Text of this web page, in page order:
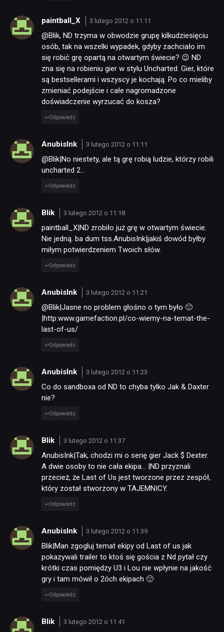
paintball_X 3 lutego 2012 o 11:11
@Blik, ND trzyma w obwodzie grupę kilkudziesięciu
osób, tak na wszelki wypadek, gdyby zachciało im
się robić grę opartą na otwartym świecie? 😉 ND
zna się na robieniu gier w stylu Uncharted. Gier, które
są bestsellerami i wszyscy je kochają. Po co mieliby
zmieniać podejście i całe nagromadzone
doświadczenie wyrzucać do kosza?
Odpowiedz
AnubisInk 3 lutego 2012 o 11:11
@Blik|No niestety, ale tą grę robią ludzie, którzy robili
uncharted 2…
Odpowiedz
Blik 3 lutego 2012 o 11:18
paintball_X|ND zrobiło już grę w otwartym świecie.
Nie jedną. ba dum tss.AnubisInk|jakiś dowód byłby
miłym potwierdzeniem Twoich słów.
Odpowiedz
AnubisInk 3 lutego 2012 o 11:21
@Blik|Jasne no problem głośno o tym było 🙂
|http:www.gamefaction.pl/co-wiemy-na-temat-the-
last-of-us/
Odpowiedz
AnubisInk 3 lutego 2012 o 11:23
Co do sandboxa od ND to chyba tylko Jak & Daxter
nie?
Odpowiedz
Blik 3 lutego 2012 o 11:37
AnubisInk|Tak, chodzi mi o serię gier Jack $ Dexter.
A dwie osoby to nie cała ekipa… |ND przyznali
przecież, że Last of Us jest tworzone przez zespół,
który został stworzony w TAJEMNICY.
Odpowiedz
AnubisInk 3 lutego 2012 o 11:39
Blik|Man zgogluj temat ekipy od Last of us jak
pokazywali trailer to ktoś się gościa z Nd pytał czy
krótki czas pomiędzy U3 i Lou nie wpłynie na jakość
gry i tam mówił o 2óch ekipach 🙂
Odpowiedz
Blik 3 lutego 2012 o 11:41